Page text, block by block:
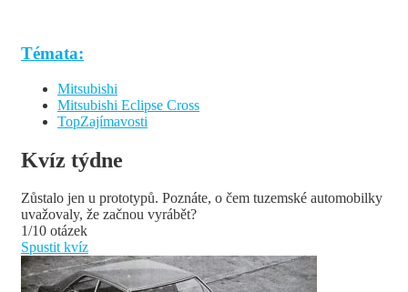
Témata:
Mitsubishi
Mitsubishi Eclipse Cross
TopZajímavosti
Kvíz týdne
Zůstalo jen u prototypů. Poznáte, o čem tuzemské automobilky
uvažovaly, že začnou vyrábět?
1/10 otázek
Spustit kvíz